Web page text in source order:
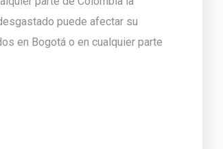
puede afectar su
en Bogotá o en cualquier parte